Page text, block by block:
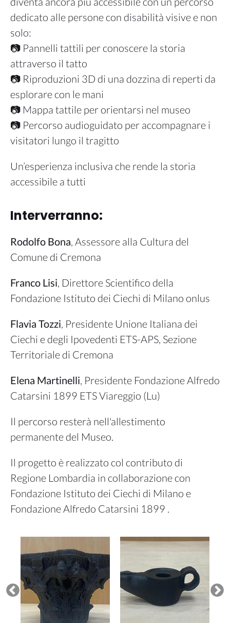
dedicato alle persone con disabilità visive e non
solo:
📷 Pannelli tattili per conoscere la storia
attraverso il tatto
📷 Riproduzioni 3D di una dozzina di reperti da
esplorare con le mani
📷 Mappa tattile per orientarsi nel museo
📷 Percorso audioguidato per accompagnare i
visitatori lungo il tragitto
Un’esperienza inclusiva che rende la storia
accessibile a tutti
Interverranno:
Rodolfo Bona , Assessore alla Cultura del
Comune di Cremona
Franco Lisi , Direttore Scientifico della
Fondazione Istituto dei Ciechi di Milano onlus
Flavia Tozzi , Presidente Unione Italiana dei
Ciechi e degli Ipovedenti ETS-APS, Sezione
Territoriale di Cremona
Elena Martinelli , Presidente Fondazione Alfredo
Catarsini 1899 ETS Viareggio (Lu)
Il percorso resterà nell'allestimento
permanente del Museo.
Il progetto è realizzato col contributo di
Regione Lombardia in collaborazione con
Fondazione Istituto dei Ciechi di Milano e
Fondazione Alfredo Catarsini 1899 .